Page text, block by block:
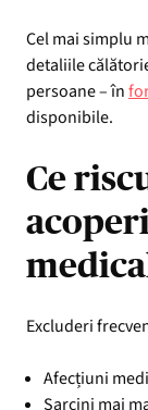
Cel mai simplu
detaliile
persoane – în
disponibile.
Ce
Excluderi
Afecțiuni
Sarcini mai